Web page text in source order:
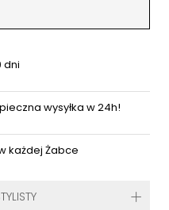
dni
wysyłka w 24h!
każdej Żabce